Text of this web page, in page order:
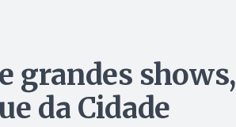
grandes shows,
da Cidade